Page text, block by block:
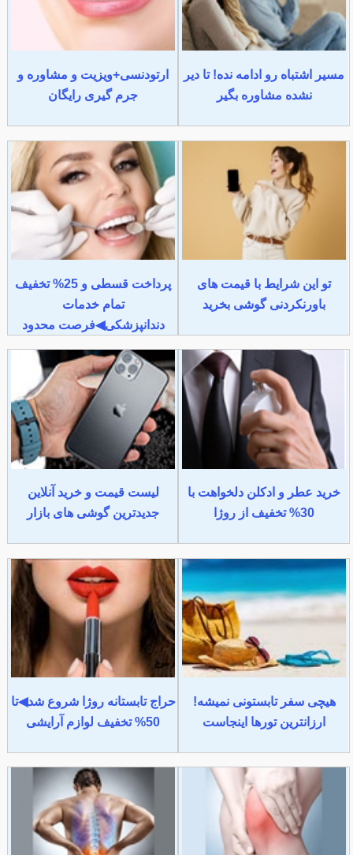
مسیر اشتباه رو ادامه نده! تا دیر
نشده مشاوره بگیر
ارتودنسی+ویزیت و مشاوره و
جرم گیری رایگان
تو این شرایط با قیمت های
باورنکردنی گوشی بخرید
پرداخت قسطی و 25% تخفیف
تمام خدمات
دندانپزشکی◀فرصت محدود
خرید عطر و ادکلن دلخواهت با
30% تخفیف از روژا
لیست قیمت و خرید آنلاین
جدیدترین گوشی های بازار
هیچی سفر تابستونی نمیشه!
ارزانترین تورها اینجاست
حراج تابستانه روژا شروع شد◀تا
50% تخفیف لوازم آرایشی